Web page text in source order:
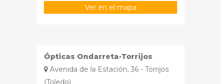
Ver en el mapa
Ópticas Ondarreta-Torrijos
Avenida de la Estación, 36 - Torrijos
(Toledo)